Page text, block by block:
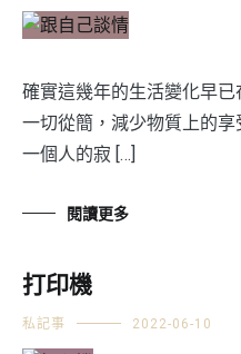
確實這幾年的生活變化早已
一切從簡，減少物質上的
一個人的寂 […]
閱讀更多
打印機
私記事 2022-06-10